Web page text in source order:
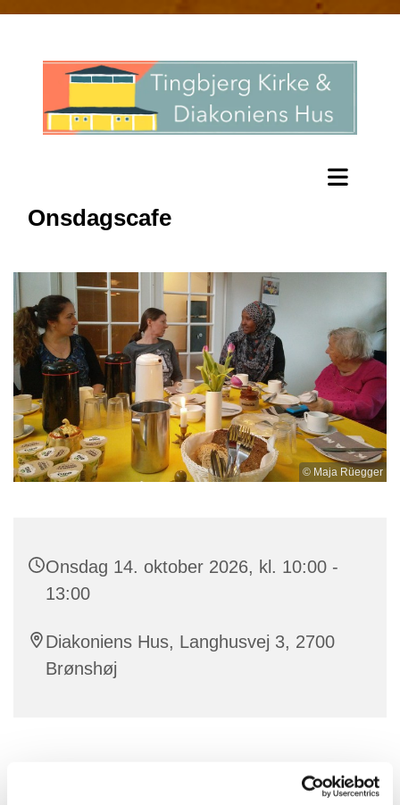
Onsdagscafe
© Maja Rüegger
Onsdag 14. oktober 2026, kl. 10:00 -
13:00
Diakoniens Hus, Langhusvej 3, 2700
Brønshøj